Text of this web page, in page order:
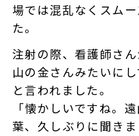
場では混乱なくスム
た。
注射の際、看護師さ
山の金さんみたいにし
と言われました。
「懐かしいですね。
葉、久しぶりに聞きま